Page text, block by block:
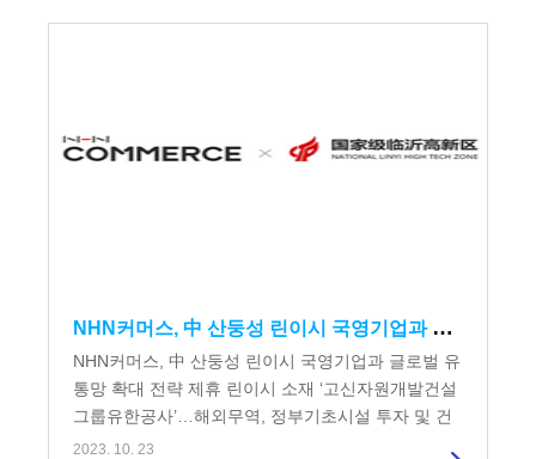
NHN커머스, 中 산둥성 린이시 국영기업과 글로벌 유통망 확대 전략 제휴
NHN커머스, 中 산둥성 린이시 국영기업과 글로벌 유
통망 확대 전략 제휴 린이시 소재 ‘고신자원개발건설
그룹유한공사’…해외무역, 정부기초시설 투자 및 건
설 등 시정부 사업...
2023. 10. 23